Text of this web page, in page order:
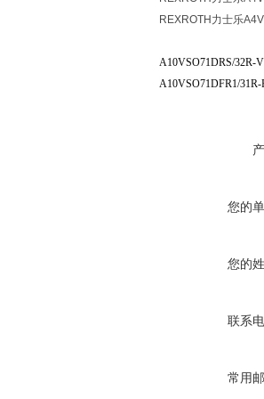
REXROTH力士乐
A10VSO71DRS/32R-
A10VSO71DFR1/31R-
您的
您的
联系
常用